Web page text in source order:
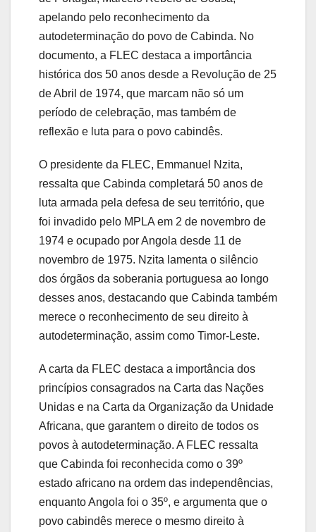
apelando pelo reconhecimento da
autodeterminação do povo de Cabinda. No
documento, a FLEC destaca a importância
histórica dos 50 anos desde a Revolução de 25
de Abril de 1974, que marcam não só um
período de celebração, mas também de
reflexão e luta para o povo cabindês.
O presidente da FLEC, Emmanuel Nzita,
ressalta que Cabinda completará 50 anos de
luta armada pela defesa de seu território, que
foi invadido pelo MPLA em 2 de novembro de
1974 e ocupado por Angola desde 11 de
novembro de 1975. Nzita lamenta o silêncio
dos órgãos da soberania portuguesa ao longo
desses anos, destacando que Cabinda também
merece o reconhecimento de seu direito à
autodeterminação, assim como Timor-Leste.
A carta da FLEC destaca a importância dos
princípios consagrados na Carta das Nações
Unidas e na Carta da Organização da Unidade
Africana, que garantem o direito de todos os
povos à autodeterminação. A FLEC ressalta
que Cabinda foi reconhecida como o 39º
estado africano na ordem das independências,
enquanto Angola foi o 35º, e argumenta que o
povo cabindês merece o mesmo direito à